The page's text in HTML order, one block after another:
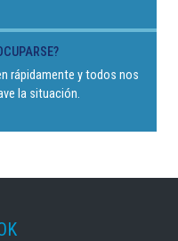
rápidamente y todos nos
la situación.